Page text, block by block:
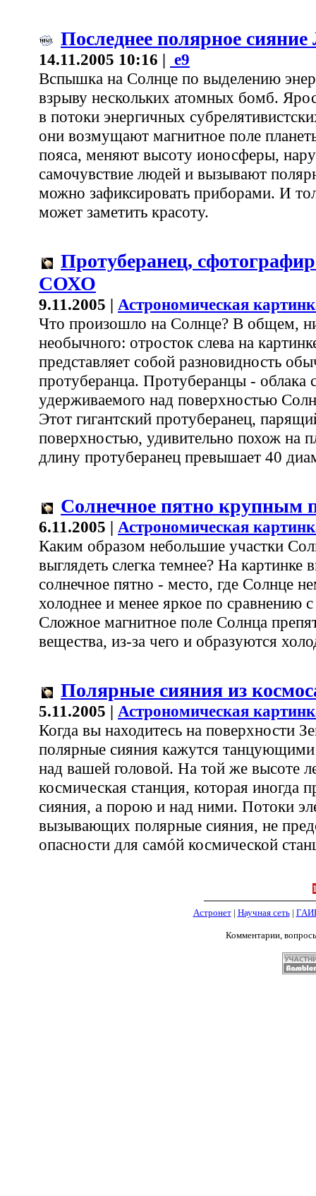
Последнее полярное сияние
14.11.2005 10:16 | e9
Вспышка на Солнце по выделению
взрыву нескольких атомных бомб.
в потоки энергичных
они возмущают магнитное поле
пояса, меняют высоту ионосферы,
самочувствие людей и вызывают
можно зафиксировать приборами. И
может заметить красоту.
Протуберанец,
СОХО
9.11.2005 | Астрономическая
Что произошло на Солнце? В общем,
необычного: отросток слева на
представляет собой разновидность
протуберанца. Протуберанцы - облака
удерживаемого над поверхностью
Этот гигантский протуберанец,
поверхностью, удивительно похож на
длину протуберанец превышает 40
Солнечное пятно крупным
6.11.2005 | Астрономическая
Каким образом небольшие участки
выглядеть слегка темнее? На картинке
солнечное пятно - место, где Солнце
холоднее и менее яркое по сравнению
Сложное магнитное поле Солнца
вещества, из-за чего и образуются
Полярные сияния из
5.11.2005 | Астрономическая
Когда вы находитесь на поверхности
полярные сияния кажутся
над вашей головой. На той же высоте
космическая станция, которая иногда
сияния, а порою и над ними. Потоки
вызывающих полярные сияния, не
опасности для самóй космической
Астронет| Научная сеть|
Комментарии,